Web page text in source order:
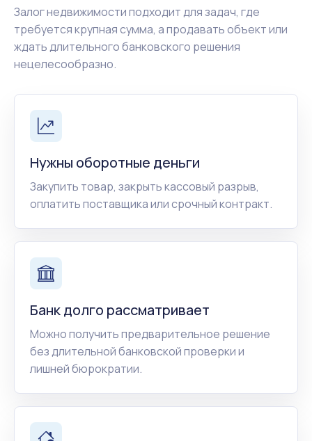
Залог недвижимости подходит для задач, где
требуется крупная сумма, а продавать объект или
ждать длительного банковского решения
нецелесообразно.
Нужны оборотные деньги
Закупить товар, закрыть кассовый разрыв,
оплатить поставщика или срочный контракт.
Банк долго рассматривает
Можно получить предварительное решение
без длительной банковской проверки и
лишней бюрократии.